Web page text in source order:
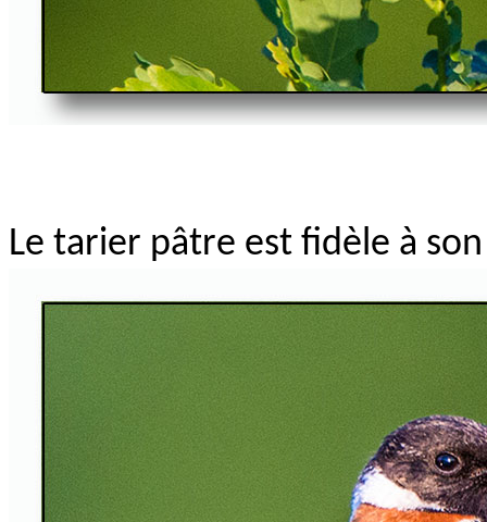
Le tarier pâtre est fidèle à